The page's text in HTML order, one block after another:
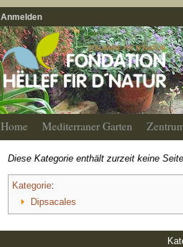
Anmelden
Home Mediterraner Garten
Diese Kategorie enthält zurzeit keine
Kategorie:
Dipsacales